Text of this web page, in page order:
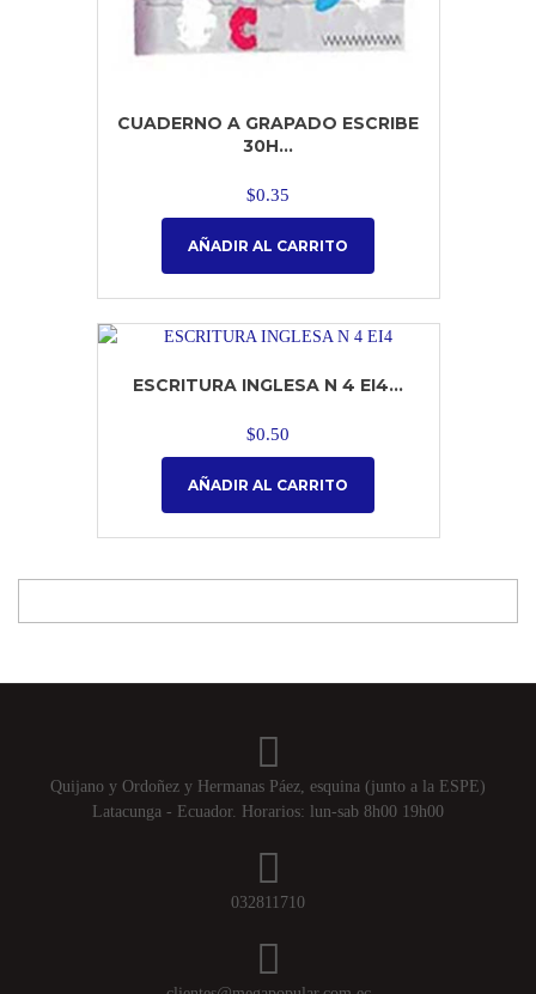
CUADERNO A GRAPADO ESCRIBE
30H...
$0.35
AÑADIR AL CARRITO
ESCRITURA INGLESA N 4 EI4...
$0.50
AÑADIR AL CARRITO
Quijano y Ordoñez y Hermanas Páez, esquina (junto a la ESPE)
Latacunga - Ecuador. Horarios: lun-sab 8h00 19h00
032811710